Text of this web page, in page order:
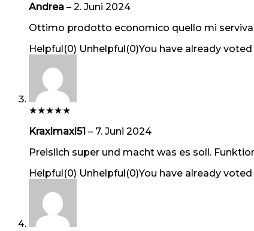
Andrea – 2. Juni 2024
Ottimo prodotto economico quello mi
Helpful(0) Unhelpful(0)You have already
★★★★★
Kraxlmaxl51 – 7. Juni 2024
Preislich super und macht was es soll.
Helpful(0) Unhelpful(0)You have already